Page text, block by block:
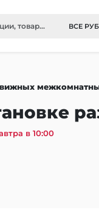
ВСЕ
в 10:00